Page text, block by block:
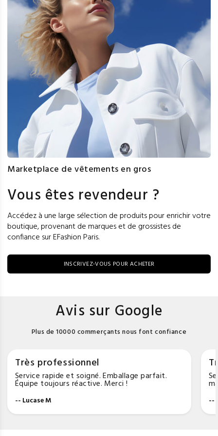
Marketplace de vêtements en gros
Vous êtes revendeur ?
Accédez à une large sélection de produits pour enrichir votre
boutique, provenant de marques et de grossistes de
confiance sur EFashion Paris.
INSCRIVEZ-VOUS POUR ACHETER
Avis sur Google
Plus de 10000 commerçants nous font confiance
Très professionnel
Service rapide et soigné. Emballage parfait.
Équipe toujours réactive. Merci !
-- Lucase M --